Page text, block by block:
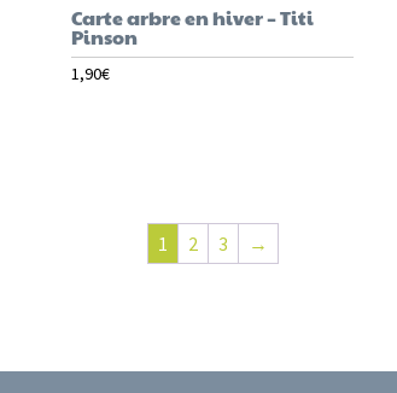
Carte arbre en hiver – Titi
Pinson
1,90€
1 2 3 →